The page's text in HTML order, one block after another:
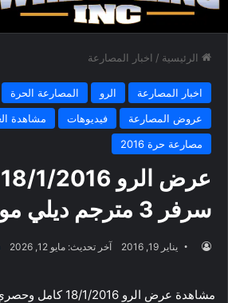
الرئيسية / اخبار المصارعة
اخبار المصارعة الرو المصارعة الحرة
عروض المصارعة
فيديوهات
مشاهدة
مصارعة حرة 2016
سرفر 3 مترجم ديلي موشن
يناير 19, 2016 آخر تحديث: مايو 12, 2026
مشاهدة عرض الرو